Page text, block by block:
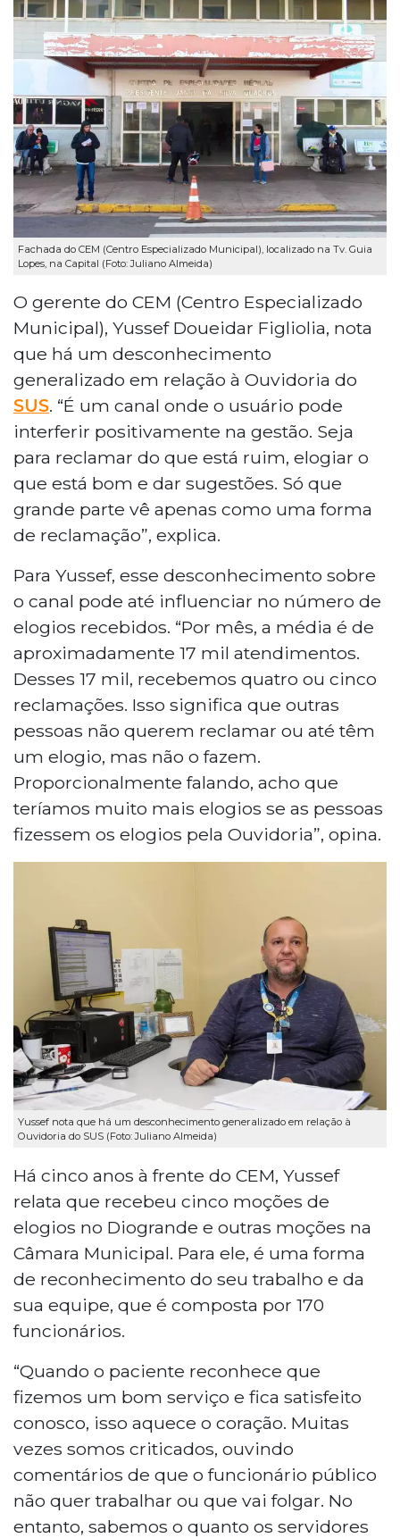
Fachada do CEM (Centro Especializado Municipal), localizado na Tv. Guia
Lopes, na Capital (Foto: Juliano Almeida)
O gerente do CEM (Centro Especializado
Municipal), Yussef Doueidar Figliolia, nota
que há um desconhecimento
generalizado em relação à Ouvidoria do
SUS. “É um canal onde o usuário pode
interferir positivamente na gestão. Seja
para reclamar do que está ruim, elogiar o
que está bom e dar sugestões. Só que
grande parte vê apenas como uma forma
de reclamação”, explica.
Para Yussef, esse desconhecimento sobre
o canal pode até influenciar no número de
elogios recebidos. “Por mês, a média é de
aproximadamente 17 mil atendimentos.
Desses 17 mil, recebemos quatro ou cinco
reclamações. Isso significa que outras
pessoas não querem reclamar ou até têm
um elogio, mas não o fazem.
Proporcionalmente falando, acho que
teríamos muito mais elogios se as pessoas
fizessem os elogios pela Ouvidoria”, opina.
Yussef nota que há um desconhecimento generalizado em relação à
Ouvidoria do SUS (Foto: Juliano Almeida)
Há cinco anos à frente do CEM, Yussef
relata que recebeu cinco moções de
elogios no Diogrande e outras moções na
Câmara Municipal. Para ele, é uma forma
de reconhecimento do seu trabalho e da
sua equipe, que é composta por 170
funcionários.
“Quando o paciente reconhece que
fizemos um bom serviço e fica satisfeito
conosco, isso aquece o coração. Muitas
vezes somos criticados, ouvindo
comentários de que o funcionário público
não quer trabalhar ou que vai folgar. No
entanto, sabemos o quanto os servidores